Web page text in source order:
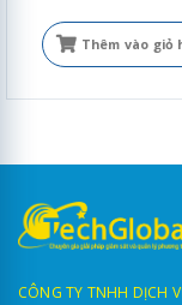
Thêm vào giỏ
CÔNG TY TNHH DỊCH